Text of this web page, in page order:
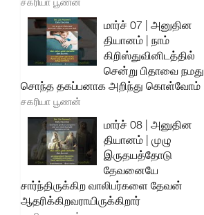
மார்ச் 07 | அனுதின
தியானம் | நாம்
கிறிஸ்துவினிடத்தில்
சென்று பிதாவை நமது
சொந்த தகப்பனாக அறிந்து கொள்வோம்
சகரியா பூணன்
மார்ச் 08 | அனுதின
தியானம் | முழு
இருதயத்தோடு
தேவனையே
சார்ந்திருக்கிற வாலிபர்களை தேவன்
ஆதரிக்கிறவராயிருக்கிறார்